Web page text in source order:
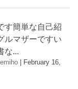
す簡単な自己紹
ルマザーですい
な...
| February 16,